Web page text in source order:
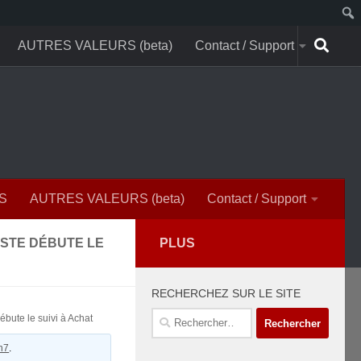
AUTRES VALEURS (beta) Contact / Support
AUTRES VALEURS (beta) Contact / Support
DÉBUTE LE
le suivi à Achat
.
PLUS
RECHERCHEZ SUR LE SITE
Rechercher :